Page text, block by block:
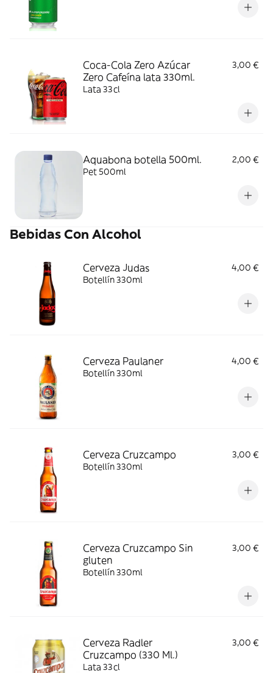
Coca-Cola Zero Azúcar
Zero Cafeína lata 330ml.
3,00 €
Lata 33cl
Aquabona botella 500ml.
2,00 €
Pet 500ml
Bebidas Con Alcohol
Cerveza Judas
4,00 €
Botellín 330ml
Cerveza Paulaner
4,00 €
Botellín 330ml
Cerveza Cruzcampo
3,00 €
Botellín 330ml
Cerveza Cruzcampo Sin
gluten
3,00 €
Botellín 330ml
Cerveza Radler
Cruzcampo (330 Ml.)
3,00 €
Lata 33cl